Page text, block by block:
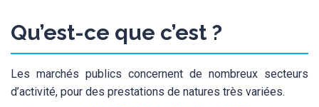
Qu’est-ce que c’est ?
Les marchés publics concernent de nombreux secteurs
d’activité, pour des prestations de natures très variées.